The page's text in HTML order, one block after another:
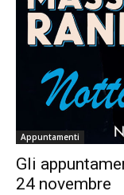
Appuntamenti
Gli
24 novembre